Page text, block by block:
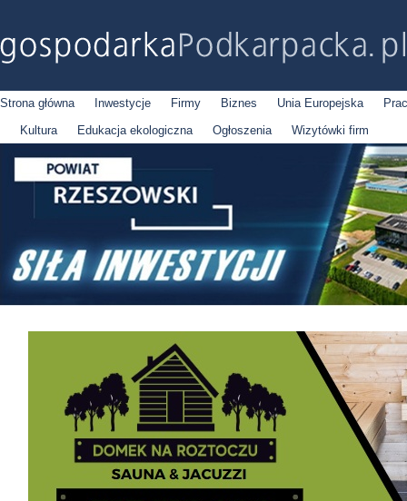
Strona główna Inwestycje Firmy Biznes Unia Europejska
Kultura
Edukacja ekologiczna Ogłoszenia Wizytówki firm